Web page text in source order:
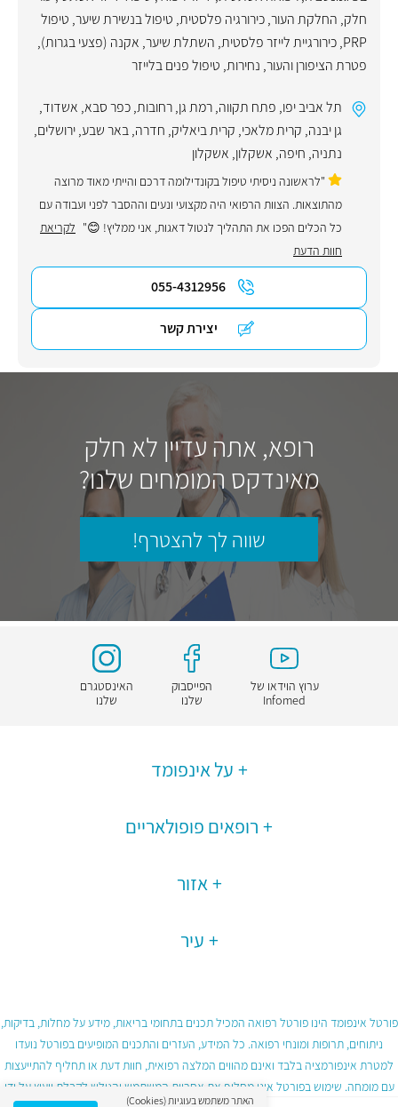
חלק, החלקת העור,כירורגיה פלסטית, טיפול בנשירת שיער, טיפול
PRP
,כירורגיית לייזר פלסטית, השתלת שיער, אקנה (פצעי בגרות),
פטרת הציפורן והעור, נחירות, טיפול פנים בלייזר
תל אביב יפו, פתח תקווה,רמת גן,רחובות,כפר סבא, אשדוד,
גן יבנה, קרית מלאכי, קרית ביאליק, חדרה,באר שבע,ירושלים,
נתניה, חיפה, אשקלון, אשקלון
"לראשונה ניסיתי טיפול בקונדילומה דרכם והייתי מאוד מרוצה
מהתוצאות. הצוות הרפואי היה מקצועי ונעים וההסבר לפני ועבודה עם
כל הכלים הפכו את התהליך לנטול דאגות, אני ממליץ! 😊" לקריאת
חוות הדעת
055-4312956
יצירת קשר
רופא, אתה עדיין לא חלק
מאינדקס המומחים שלנו?
שווה לך להצטרף!
ערוץ הוידאו של
Infomed
הפייסבוק
שלנו
האינסטגרם
שלנו
על אינפומד
רופאים פופולאריים
אזור
עיר
פורטל אינפומד הינו פורטל רפואה המכיל תכנים בתחומי בריאות, מידע על מחלות, בדיקות,
ניתוחים, תרופות ומונחי רפואה. כל המידע, העזרים והתכנים המופיעים בפורטל נועדו
למטרת אינפורמציה בלבד ואינם מהווים המלצה רפואית, חוות דעת או תחליף להתייעצות
עם מומחה. שימוש בפורטל אינו מחליף את אחריות המשתמש והגולש לקבלת ייעוץ על ידי
האתר משתמש בעוגיות (Cookies)